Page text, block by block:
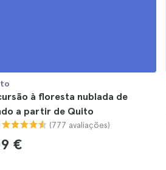
à floresta nublada de
a partir de Quito
(777 avaliações)
€